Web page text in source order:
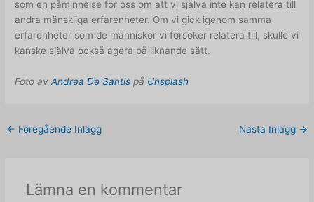
som en påminnelse för oss om att vi själva inte kan relatera till
andra mänskliga erfarenheter. Om vi gick igenom samma
erfarenheter som de människor vi försöker relatera till, skulle vi
kanske själva också agera på liknande sätt.
Foto avAndrea De Santis på Unsplash
← Föregående Inlägg Nästa Inlägg →
Lämna en kommentar